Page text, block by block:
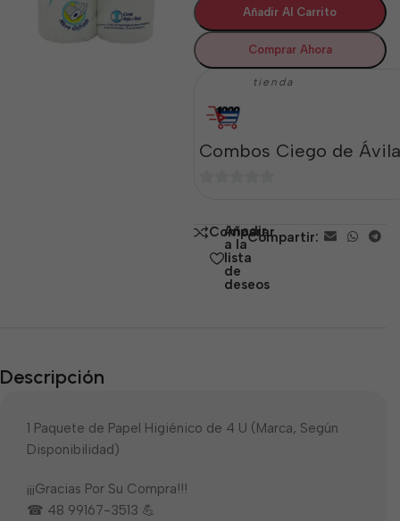
Añadir Al Carrito
Comprar Ahora
tienda
Combos Ciego de Ávila
5 Comparar
Añadir
a la
lista
de
deseos
Compartir:
Descripción
1 Paquete de Papel Higiénico de 4 U (Marca, Según
Disponibilidad)
¡¡¡Gracias Por Su Compra!!!
☎ 48 99167-3513 💪